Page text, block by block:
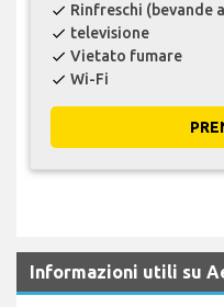
check Rinfreschi (bevande
check televisione
check Vietato fumare
check Wi-Fi
Informazioni utili su